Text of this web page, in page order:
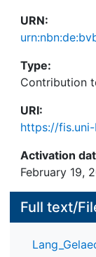
URN:
Type:
Contribution
URI:
https://
Activation
February 19,
Full text/